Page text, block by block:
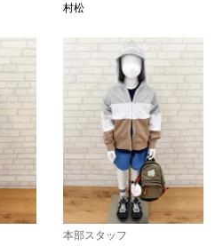
村松
本部スタッフ